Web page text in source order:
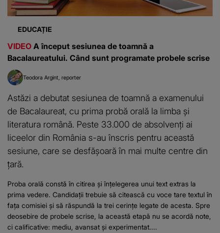
EDUCAȚIE
VIDEO A început sesiunea de toamnă a
Bacalaureatului. Când sunt programate probele scrise
Teodora Argint reporter
Astăzi a debutat sesiunea de toamnă a examenului
de Bacalaureat, cu prima probă orală la limba și
literatura română. Peste 33.000 de absolvenți ai
liceelor din România s-au înscris pentru această
sesiune, care se desfășoară în mai multe centre din
țară.
Proba orală constă în citirea și înțelegerea unui text extras la
prima vedere. Candidații trebuie să citească cu voce tare textul în
fața comisiei și să răspundă la trei cerințe legate de acesta. Spre
deosebire de probele scrise, la această etapă nu se acordă note,
ci calificative: mediu, avansat și experimentat....